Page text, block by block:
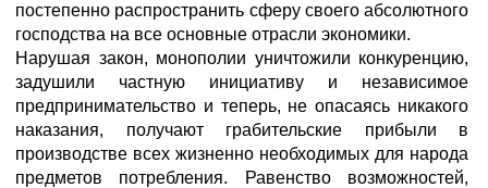
постепенно распространить сферу своего абсолютного
господства на все основные отрасли экономики.
Нарушая закон, монополии уничтожили конкуренцию,
задушили частную инициативу и независимое
предпринимательство и теперь, не опасаясь никакого
наказания, получают грабительские прибыли в
производстве всех жизненно необходимых для народа
предметов потребления. Равенство возможностей,